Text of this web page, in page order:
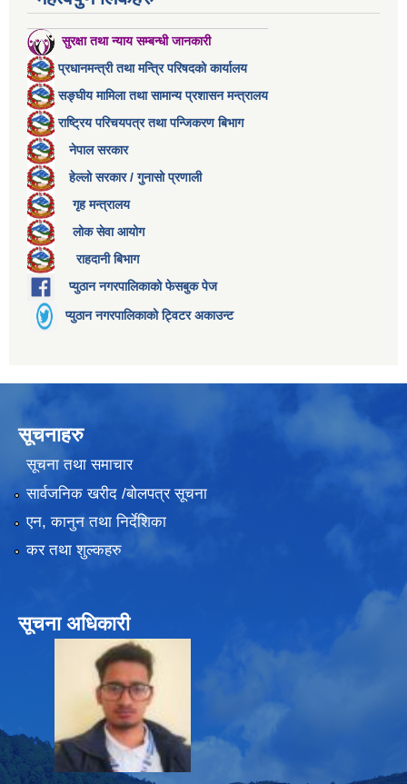
सुरक्षा तथा न्याय सम्बन्धी जानकारी
प्रधानमन्त्री तथा मन्त्रि परिषदको कार्यालय
सङ्घीय मामिला तथा सामान्य प्रशासन मन्त्रालय
राष्ट्रिय परिचयपत्र तथा पन्जिकरण बिभाग
नेपाल सरकार
हेल्लो सरकार / गुनासो प्रणाली
गृह मन्त्रालय
लोक सेवा आयोग
राहदानी बिभाग
प्युठान नगरपालिकाको फेसबुक पेज
प्युठान नगरपालिकाको ट्विटर अकाउन्ट
सूचनाहरु
सूचना तथा समाचार
सार्वजनिक खरीद /बोलपत्र सूचना
एन, कानुन तथा निर्देशिका
कर तथा शुल्कहरु
सूचना अधिकारी